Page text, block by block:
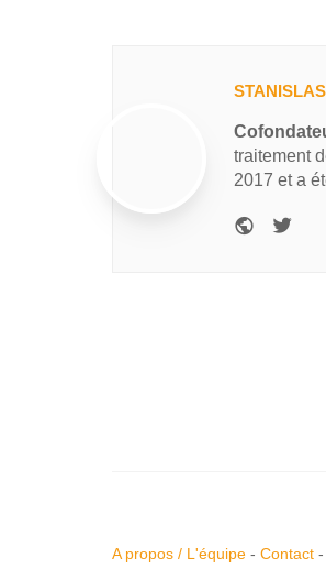
traitement
2017 et a
A propos / L'équipe - Contact -